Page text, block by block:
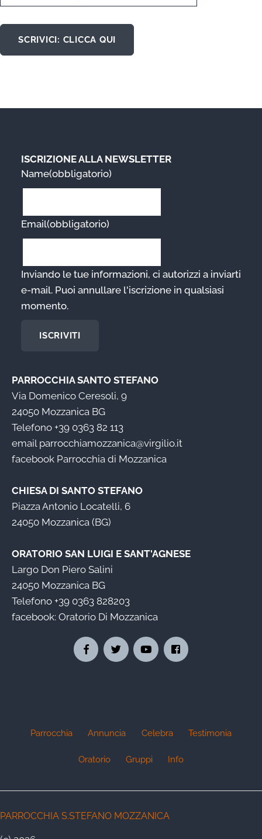
SCRIVICI: CLICCA QUI
ISCRIZIONE ALLA NEWSLETTER
Name(obbligatorio)
Email(obbligatorio)
Inviando le tue informazioni, ci autorizzi a inviarti
e-mail. Puoi annullare l'iscrizione in qualsiasi
momento.
ISCRIVITI
PARROCCHIA SANTO STEFANO
Via Domenico Ceresoli, 9
24050 Mozzanica BG
Telefono +39 0363 82 113
email parrocchiamozzanica@virgilio.it
facebook Parrocchia di Mozzanica
CHIESA DI SANTO STEFANO
Piazza Antonio Locatelli, 6
24050 Mozzanica (BG)
ORATORIO SAN LUIGI E SANT'AGNESE
Largo Don Piero Salini
24050 Mozzanica BG
Telefono +39 0363 828203
facebook: Oratorio Di Mozzanica
Parrocchia Annuncia Celebra Testimonia
Oratorio Gruppi Info
PARROCCHIA S.STEFANO MOZZANICA